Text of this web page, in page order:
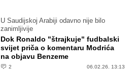
U Saudijskoj Arabiji odavno nije bilo
zanimljivije
Dok Ronaldo "štrajkuje" fudbalski
svijet priča o komentaru Modrića
na objavu Benzeme
2 06.02.26. 13:13